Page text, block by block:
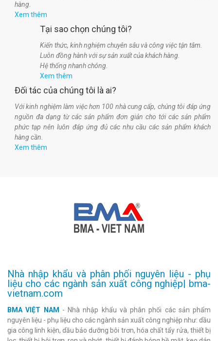
hàng.
Xem thêm
Tại sao chọn chúng tôi?
Kiến thức, kinh nghiệm chuyên sâu và công việc tận tâm.
Luôn đồng hành với sự sản xuất của khách hàng.
Hệ thống nhanh chóng.
Xem thêm
Đối tác của chúng tôi là ai?
Với kinh nghiệm làm việc hơn 100 nhà cung cấp, chúng tôi đáp ứng
nguồn đa dạng từ các sản phẩm đơn giản cho tới các sản phẩm
phức tạp nên luôn đáp ứng đủ các nhu cầu các sản phẩm khách
hàng cần.
Xem thêm
Nhà nhập khẩu và phân phối nguyên liệu - phụ
liệu cho các ngành sản xuất công nghiệp| bma-
vietnam.com
BMA VIỆT NAM
- Nhà nhập khẩu và phân phối các sản phẩm
nguyên liệu - phụ liệu cho các ngành sản xuất công nghiệp như: dầu
gia công linh kiện, dầu bảo dưỡng bôi trơn, hóa chất tẩy rửa, thiết bị